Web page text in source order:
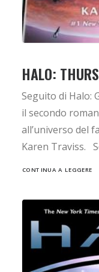
HALO:
Seguito di Halo:
il secondo
all’universo del
Karen Traviss.
CONTINUA A LEGGERE